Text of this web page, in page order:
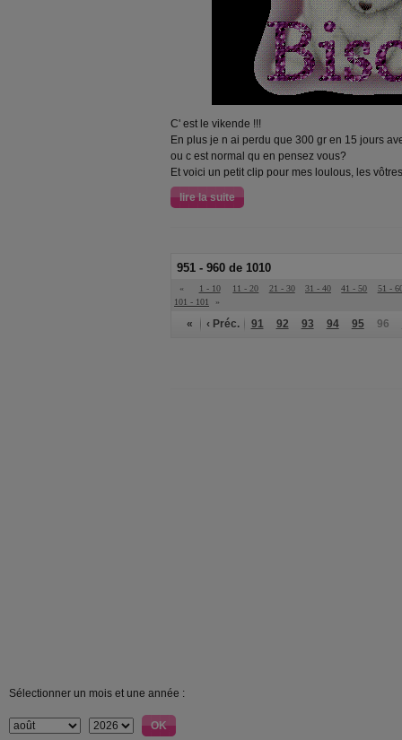
C' est le vikende !!!
En plus je n ai perdu que 300 gr en 15 jours
ou c est normal qu en pensez vous?
Et voici un petit clip pour mes loulous, les
lire la suite
951 - 960 de 1010
« 1 - 10 11 - 20 21 - 30 31 - 40 41 - 50
51 -
101 - 101
»
« ‹ Préc. 91 92 93 94 95 96
Sélectionner un mois et une année :